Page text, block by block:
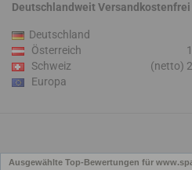
Deutschlandweit
Deutschland
Österreich
Schweiz
(netto)
Europa
Ausgewählte Top-Bewertungen für